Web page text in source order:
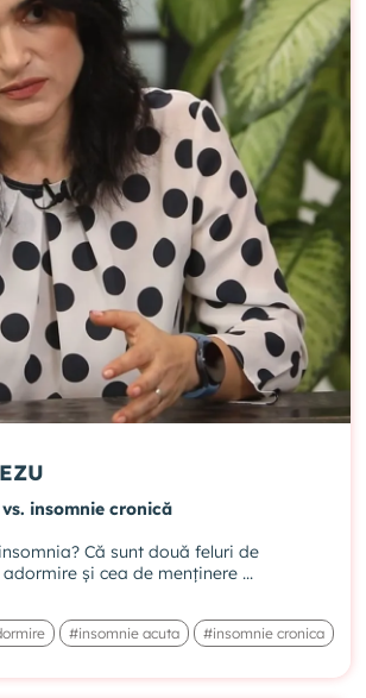
insomnie cronică
Că sunt două feluri de
și cea de menținere ...
#insomnie acuta #insomnie cronica